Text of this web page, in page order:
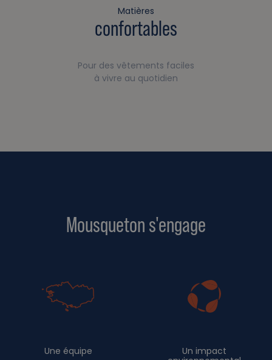
Matières
confortables
Pour des vêtements faciles
à vivre au quotidien
Mousqueton s'engage
Une équipe
Un impact